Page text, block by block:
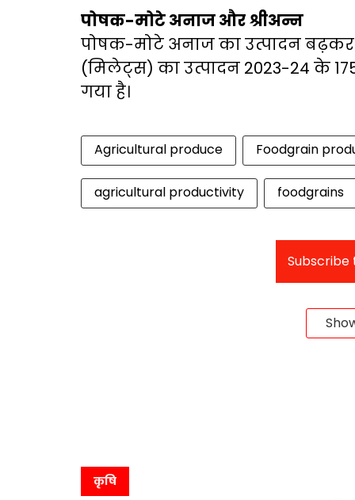
पोषक-मोटे अनाज और श्रीअन्न
पोषक-मोटे अनाज का उत्पादन बढ़कर
(मिलेट्स) का उत्पादन 2023-24 के
गया है।
Agricultural produce Foodgrain
agricultural productivity foodgrains
Subscribe
कृषि